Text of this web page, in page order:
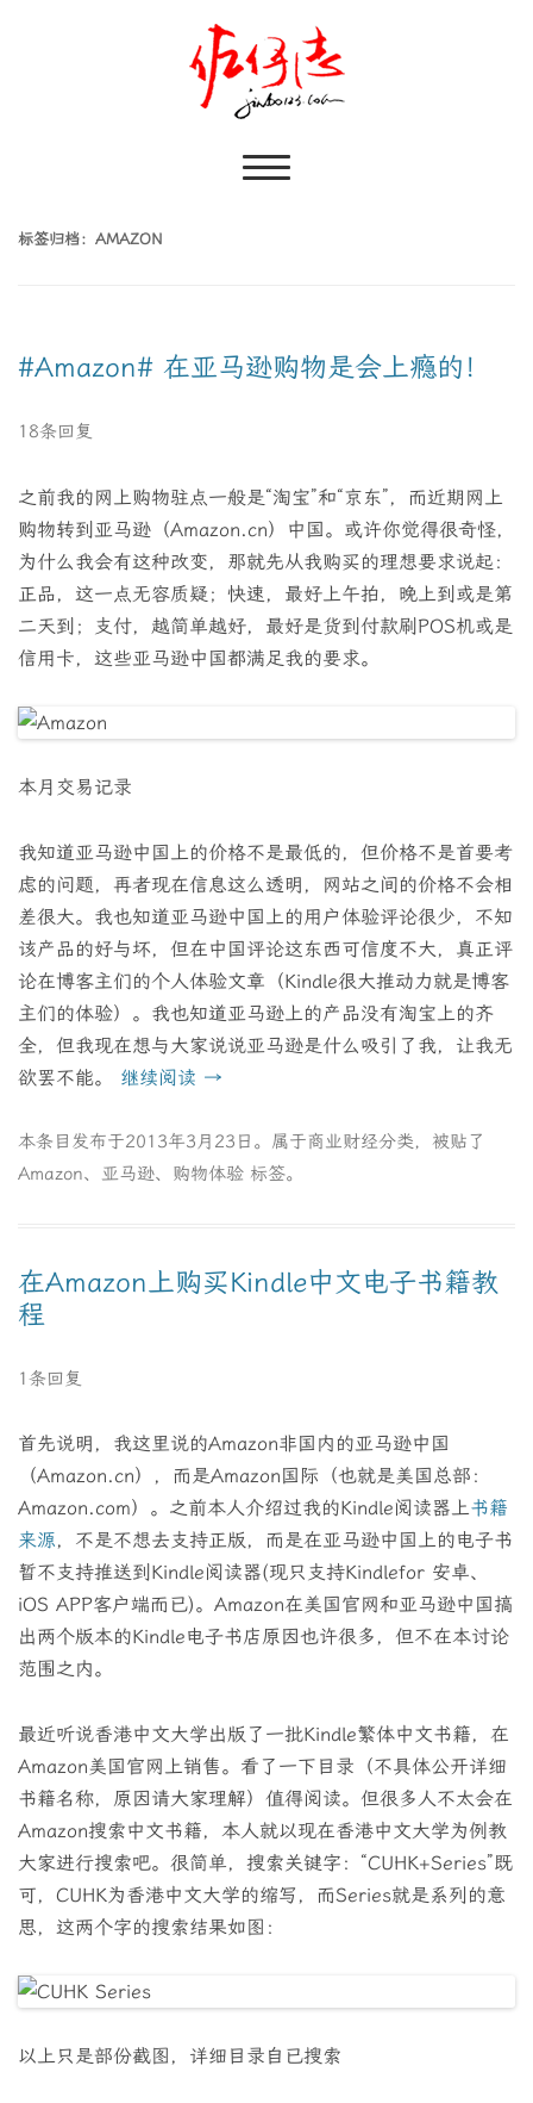
标签归档： AMAZON
#Amazon# 在亚马逊购物是会上瘾的！
18条回复
之前我的网上购物驻点一般是“淘宝”和“京东”，而近期网上
购物转到亚马逊（Amazon.cn）中国。或许你觉得很奇怪，
为什么我会有这种改变，那就先从我购买的理想要求说起：
正品，这一点无容质疑；快速，最好上午拍，晚上到或是第
二天到；支付，越简单越好，最好是货到付款刷POS机或是
信用卡，这些亚马逊中国都满足我的要求。
本月交易记录
我知道亚马逊中国上的价格不是最低的，但价格不是首要考
虑的问题，再者现在信息这么透明，网站之间的价格不会相
差很大。我也知道亚马逊中国上的用户体验评论很少，不知
该产品的好与坏，但在中国评论这东西可信度不大，真正评
论在博客主们的个人体验文章（Kindle很大推动力就是博客
主们的体验）。我也知道亚马逊上的产品没有淘宝上的齐
全，但我现在想与大家说说亚马逊是什么吸引了我，让我无
欲罢不能。 继续阅读 →
本条目发布于2013年3月23日 。属于商业财经分类，被贴了
Amazon、 亚马逊、 购物体验 标签。
在Amazon上购买Kindle中文电子书籍教
程
1条回复
首先说明，我这里说的Amazon非国内的亚马逊中国
（Amazon.cn），而是Amazon国际（也就是美国总部：
Amazon.com）。之前本人介绍过我的Kindle阅读器上书籍
来源，不是不想去支持正版，而是在亚马逊中国上的电子书
暂不支持推送到Kindle阅读器(现只支持Kindlefor 安卓、
iOS APP客户端而已)。Amazon在美国官网和亚马逊中国搞
出两个版本的Kindle电子书店原因也许很多，但不在本讨论
范围之内。
最近听说香港中文大学出版了一批Kindle繁体中文书籍，在
Amazon美国官网上销售。看了一下目录（不具体公开详细
书籍名称，原因请大家理解）值得阅读。但很多人不太会在
Amazon搜索中文书籍，本人就以现在香港中文大学为例教
大家进行搜索吧。很简单，搜索关键字：“CUHK+Series”既
可，CUHK为香港中文大学的缩写，而Series就是系列的意
思，这两个字的搜索结果如图：
以上只是部份截图，详细目录自已搜索